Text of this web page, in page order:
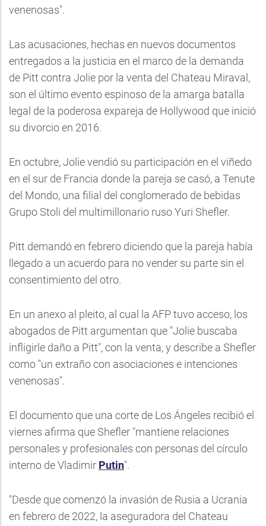
venenosas".
Las acusaciones, hechas en nuevos documentos
entregados a la justicia en el marco de la demanda
de Pitt contra Jolie por la venta del Chateau Miraval,
son el último evento espinoso de la amarga batalla
legal de la poderosa expareja de Hollywood que inició
su divorcio en 2016.
En octubre, Jolie vendió su participación en el viñedo
en el sur de Francia donde la pareja se casó, a Tenute
del Mondo, una filial del conglomerado de bebidas
Grupo Stoli del multimillonario ruso Yuri Shefler.
Pitt demandó en febrero diciendo que la pareja había
llegado a un acuerdo para no vender su parte sin el
consentimiento del otro.
En un anexo al pleito, al cual la AFP tuvo acceso, los
abogados de Pitt argumentan que "Jolie buscaba
infligirle daño a Pitt", con la venta, y describe a Shefler
como "un extraño con asociaciones e intenciones
venenosas".
El documento que una corte de Los Ángeles recibió el
viernes afirma que Shefler "mantiene relaciones
personales y profesionales con personas del círculo
interno de Vladimir Putin".
"Desde que comenzó la invasión de Rusia a Ucrania
en febrero de 2022, la aseguradora del Chateau